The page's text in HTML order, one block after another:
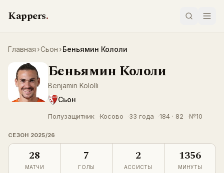
Kappers.
Главная ›Сьон ›Беньямин Кололи
Беньямин Кололи
Benjamin Kololli
Сьон
Полузащитник Косово 33 года 184 · 82 №10
СЕЗОН 2025/26
28
МАТЧИ
7
ГОЛЫ
2
АССИСТЫ
1356
МИНУТЫ